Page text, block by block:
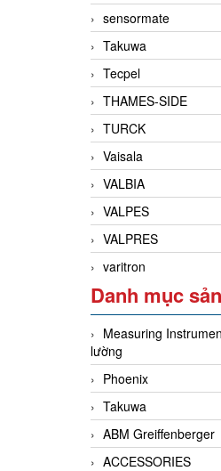
sensormate
Takuwa
Tecpel
THAMES-SIDE
TURCK
Vaisala
VALBIA
VALPES
VALPRES
varitron
Danh mục
Measuring
lường
Phoenix
Takuwa
ABM Greiffenberger
ACCESSORIES